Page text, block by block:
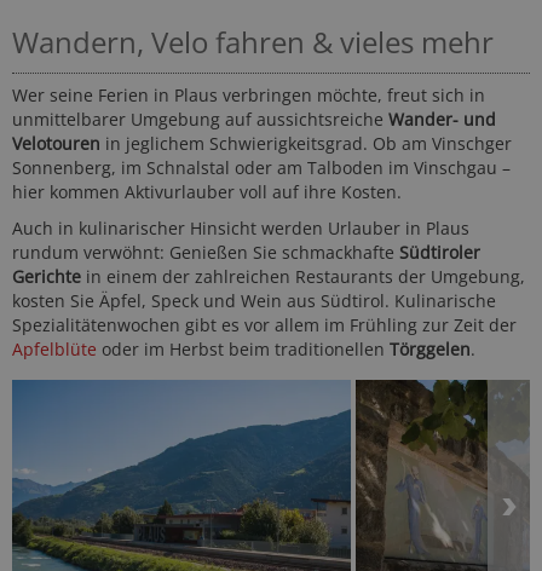
Wandern, Velo fahren & vieles mehr
Wer seine Ferien in Plaus verbringen möchte, freut sich in
unmittelbarer Umgebung auf aussichtsreiche Wander- und
Velotouren in jeglichem Schwierigkeitsgrad. Ob am Vinschger
Sonnenberg, im Schnalstal oder am Talboden im Vinschgau –
hier kommen Aktivurlauber voll auf ihre Kosten.
Auch in kulinarischer Hinsicht werden Urlauber in Plaus
rundum verwöhnt: Genießen Sie schmackhafte Südtiroler
Gerichte in einem der zahlreichen Restaurants der Umgebung,
kosten Sie Äpfel, Speck und Wein aus Südtirol. Kulinarische
Spezialitätenwochen gibt es vor allem im Frühling zur Zeit der
Apfelblüte oder im Herbst beim traditionellen Törggelen.